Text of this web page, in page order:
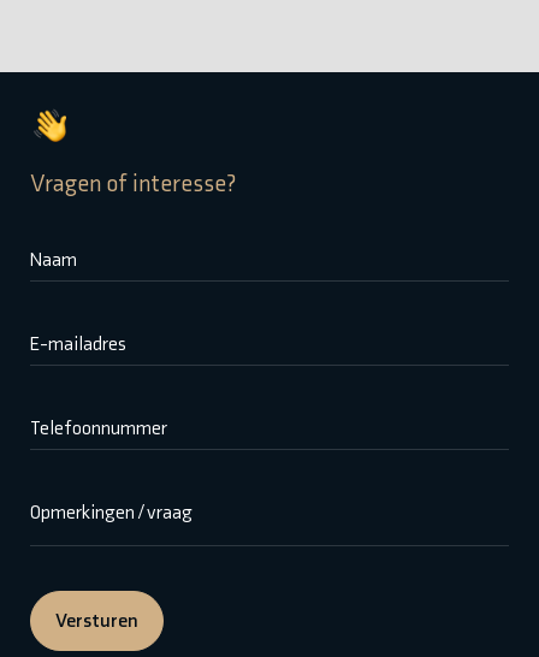
Vragen of interesse?
Naam
E-mailadres
Telefoonnummer
Opmerkingen / vraag
Versturen